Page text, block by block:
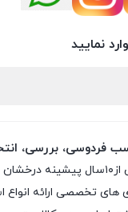
نمایید
فردوسی، بررسی،
چسب فردوسی با بیش از۱۰سال
تخصصی ارائه انواع